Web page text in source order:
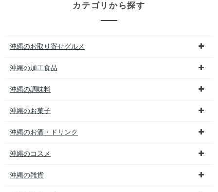
カテゴリから探す
沖縄のお取り寄せグルメ
沖縄の加工食品
沖縄の調味料
沖縄のお菓子
沖縄のお酒・ドリンク
沖縄のコスメ
沖縄の雑貨